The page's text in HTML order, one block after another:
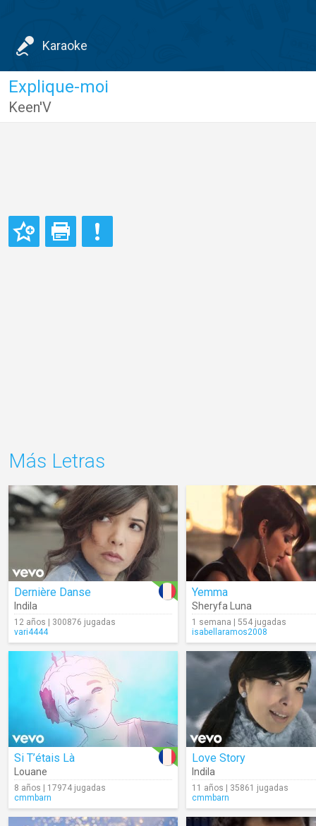
Karaoke
Explique-moi
Keen'V
Más Letras
Dernière Danse
Indila
12 años | 300876 jugadas
vari4444
Yemma
Sheryfa Luna
1 semana | 554 jugadas
isabellaramos2008
Si T’étais Là
Louane
8 años | 17974 jugadas
cmmbarn
Love Story
Indila
11 años | 35861 jugadas
cmmbarn